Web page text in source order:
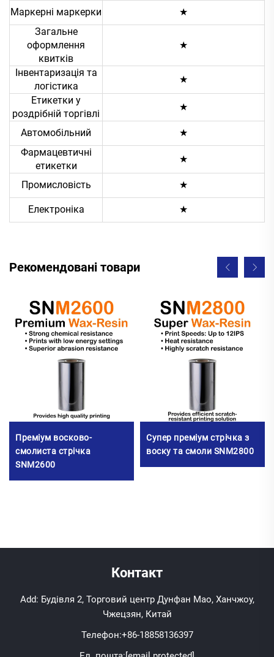
Маркерні маркерки
★
Загальне
оформлення
квитків
★
Інвентаризація та
логістика
★
Етикетки у
роздрібній торгівлі
★
Автомобільний
★
Фармацевтичні
етикетки
★
Промисловість ★
Електроніка ★
Рекомендовані товари
Преміум восково-
смолиста стрічка
SNM2600
Супер преміум стрічка з
воску та смоли SNM2800
Контакт
Add: Будівля 2, Торговий центр Дунфан Мао, Ханчжоу,
Чжецзян, Китай
Телефон:+86-18858136397